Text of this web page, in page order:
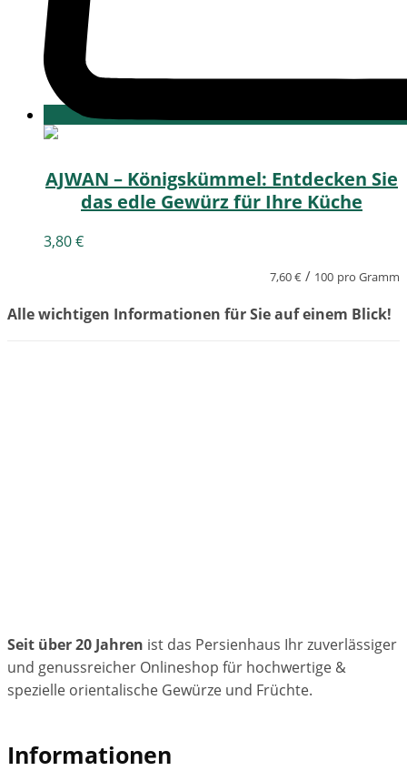
AJWAN – Königskümmel: Entdecken Sie
das edle Gewürz für Ihre Küche
3,80€
7,60€ / 100 pro Gramm
Alle wichtigen Informationen für Sie auf einem Blick!
Seit über 20 Jahren ist das Persienhaus Ihr zuverlässiger
und genussreicher Onlineshop für hochwertige &
spezielle orientalische Gewürze und Früchte.
Informationen